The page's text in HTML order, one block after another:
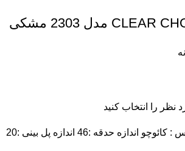
نظر را انتخاب کنید
نوع : زنانه و مردانه جنس : کائوچو اندازه حدقه :46 اندازه پل بینی :20